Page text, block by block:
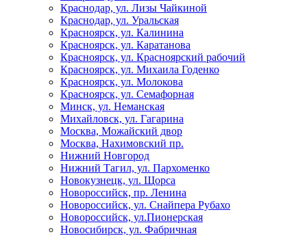
Краснодар, ул. Лизы Чайкиной
Краснодар, ул. Уральская
Красноярск, ул. Калинина
Красноярск, ул. Каратанова
Красноярск, ул. Красноярский рабочий
Красноярск, ул. Михаила Годенко
Красноярск, ул. Молокова
Красноярск, ул. Семафорная
Минск, ул. Неманская
Михайловск, ул. Гагарина
Москва, Можайский двор
Москва, Нахимовский пр.
Нижний Новгород
Нижний Тагил, ул. Пархоменко
Новокузнецк, ул. Щорса
Новороссийск, пр. Ленина
Новороссийск, ул. Снайпера Рубахо
Новороссийск, ул.Пионерская
Новосибирск, ул. Фабричная